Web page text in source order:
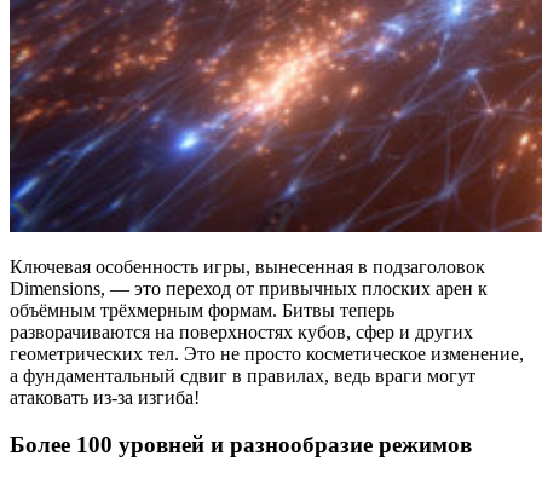
Ключевая особенность игры, вынесенная в подзаголовок
Dimensions, — это переход от привычных плоских арен к
объёмным трёхмерным формам. Битвы теперь
разворачиваются на поверхностях кубов, сфер и других
геометрических тел. Это не просто косметическое изменение,
а фундаментальный сдвиг в правилах, ведь враги могут
атаковать из-за изгиба!
Более 100 уровней и разнообразие режимов